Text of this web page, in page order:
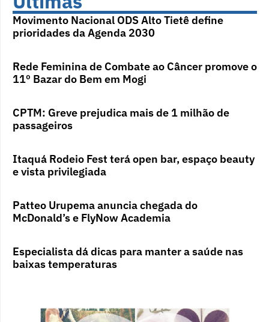
Movimento Nacional ODS Alto Tietê define
prioridades da Agenda 2030
Rede Feminina de Combate ao Câncer promove o
11º Bazar do Bem em Mogi
CPTM: Greve prejudica mais de 1 milhão de
passageiros
Itaquá Rodeio Fest terá open bar, espaço beauty
e vista privilegiada
Patteo Urupema anuncia chegada do
McDonald’s e FlyNow Academia
Especialista dá dicas para manter a saúde nas
baixas temperaturas